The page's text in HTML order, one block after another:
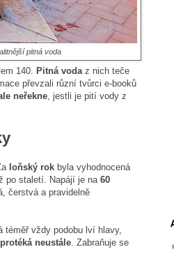
pitná voda
140. Pitná vodaz nich teče
převzali různí tvůrci e-booků
neřekne, jestli je pití vody z
loňský rokbyla vyhodnocená
po staletí. Napájí je na 60
čerstvá a pravidelně
téměř vždy podobu lví hlavy,
protéká neustále. Zabraňuje se